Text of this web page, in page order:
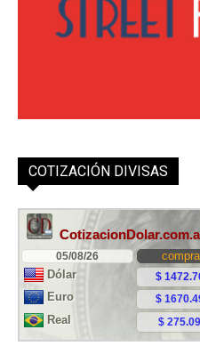
COTIZACIÓN DIVISAS